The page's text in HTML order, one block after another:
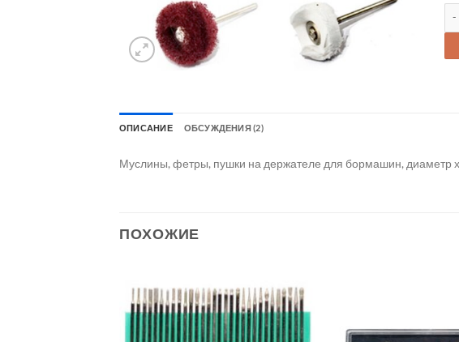
ОПИСАНИЕ ОБСУЖДЕНИЯ (2)
Муслины, фетры, пушки на держателе для бормашин, диаметр
ПОХОЖИЕ